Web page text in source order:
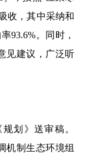
收，其中采纳和
93.6%。同时，
见建议，广泛听
划》送审稿。
机制生态环境组